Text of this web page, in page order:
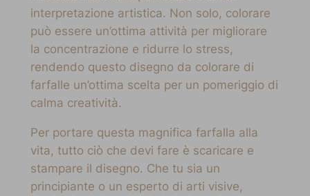
interpretazione artistica. Non solo, colorare
può essere un’ottima attività per migliorare
la concentrazione e ridurre lo stress,
rendendo questo disegno da colorare di
farfalle un’ottima scelta per un pomeriggio di
calma creatività.
Per portare questa magnifica farfalla alla
vita, tutto ciò che devi fare è scaricare e
stampare il disegno. Che tu sia un
principiante o un esperto di arti visive,